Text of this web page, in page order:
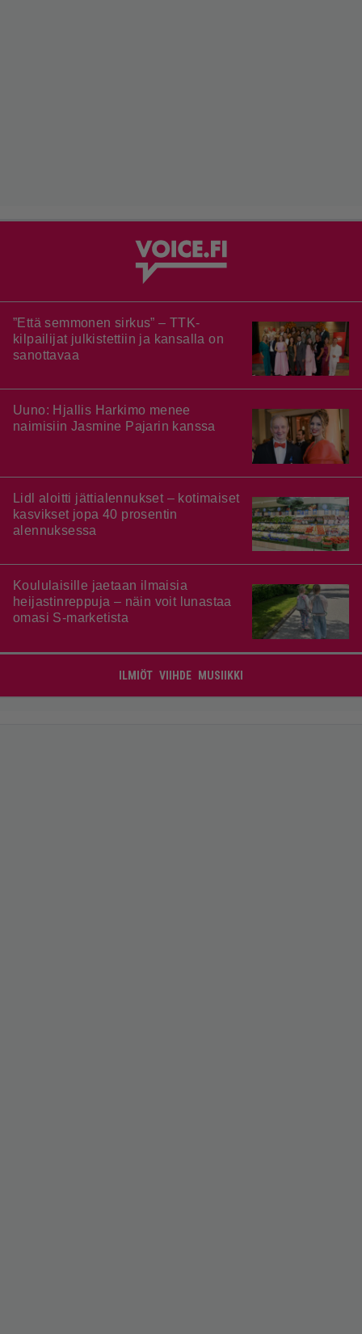
”Että semmonen sirkus” – TTK-
kilpailijat julkistettiin ja kansalla on
sanottavaa
Uuno: Hjallis Harkimo menee
naimisiin Jasmine Pajarin kanssa
Lidl aloitti jättialennukset – kotimaiset
kasvikset jopa 40 prosentin
alennuksessa
Koululaisille jaetaan ilmaisia
heijastinreppuja – näin voit lunastaa
omasi S-marketista
ILMIÖT VIIHDE MUSIIKKI